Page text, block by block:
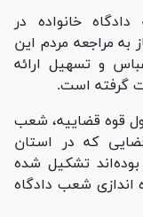
خانواده در
به مراجعه مردم این
و تسهیل ارائه
گرفته است.
قوه قضاییه، شعب
که در استان
بوده‌اند تشکیل شده
اندازی شعب دادگاه